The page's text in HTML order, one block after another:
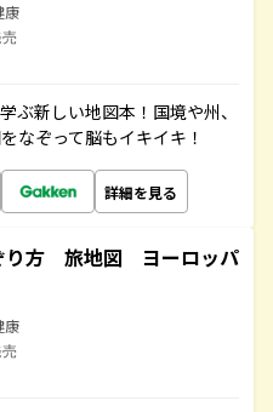
康
ぶ新しい地図本！国境や州、
なぞって脳もイキイキ！
詳細を見る
り方 旅地図 ヨーロッパ
康